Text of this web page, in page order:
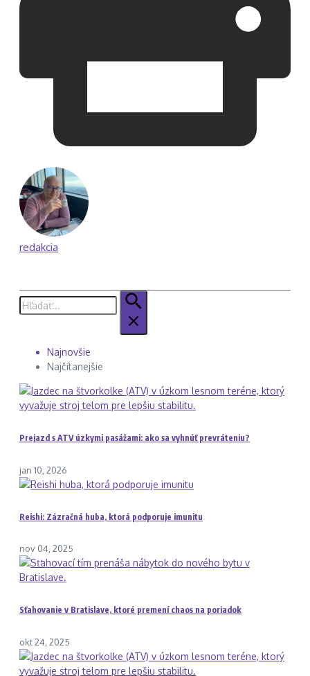
redakcia
Hľadať:
Najnovšie
Najčítanejšie
Prejazd s ATV úzkymi pasážami: ako sa vyhnúť prevráteniu?
jan 10, 2026
Reishi: Zázračná huba, ktorá podporuje imunitu
nov 04, 2025
Sťahovanie v Bratislave, ktoré premení chaos na poriadok
okt 24, 2025